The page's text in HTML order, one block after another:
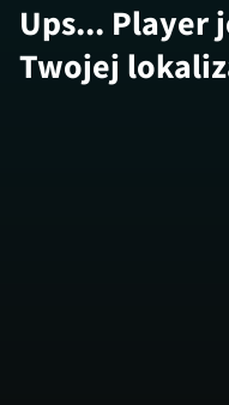
Ups... Player
Twojej